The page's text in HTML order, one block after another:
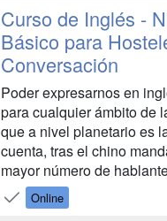
con ella. Este curso
encaminado a d...
Curso de Inglés -
Básico para
Conversación
Poder expresarnos en
para cualquier ámbito de
que a nivel planetario es
cuenta, tras el chino
mayor número de
también, no nativos. De ahí,
precisamente, la
Online